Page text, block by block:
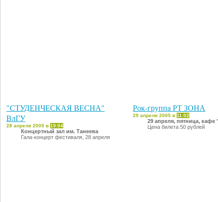
"СТУДЕНЧЕСКАЯ ВЕСНА"
ВлГУ
28 апреля 2005 в 19:04
Концертный зал им. Танеева
Гала-концерт фестиваля, 28 апреля
Рок-группа РТ ЗОНА
29 апреля 2005 в 11:02
29 апреля, пятница, кафе
Цена билета 50 рублей